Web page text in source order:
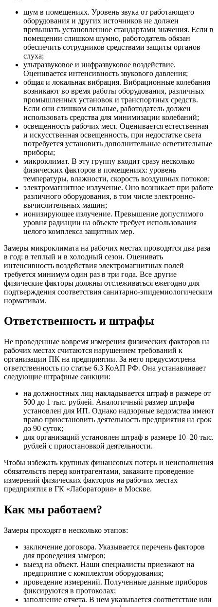
шум в помещениях. Уровень звука от работающего
оборудования и других источников не должен
превышать установленное стандартами значения. Если в
помещении слишком шумно, работодатель обязан
обеспечить сотрудников средствами защиты органов
слуха;
ультразвуковое и инфразвуковое воздействие.
Оценивается интенсивность звукового давления;
общая и локальная вибрация. Вибрационные колебания
возникают во время работы оборудования, различных
промышленных установок и транспортных средств.
Если они слишком сильные, работодатель должен
использовать средства для минимизации колебаний;
освещенность рабочих мест. Оценивается естественная
и искусственная освещенность, при недостатке света
потребуется установить дополнительные осветительные
приборы;
микроклимат. В эту группу входит сразу несколько
физических факторов в помещениях: уровень
температуры, влажности, скорость воздушных потоков;
электромагнитное излучение. Оно возникает при работе
различного оборудования, в том числе электронно-
вычислительных машин;
ионизирующее излучение. Превышение допустимого
уровня радиации на объекте требует использования
целого комплекса защитных мер.
Замеры микроклимата на рабочих местах проводятся два раза
в год: в теплый и в холодный сезон. Оценивать
интенсивность воздействия электромагнитных полей
требуется минимум один раз в три года. Все другие
физические факторы должны отслеживаться ежегодно для
подтверждения соответствия санитарно-эпидемиологическим
нормативам.
Ответственность и штрафы
Не проведенные вовремя измерения физических факторов на
рабочих местах считаются нарушением требований к
организации ПК на предприятии. За него предусмотрена
ответственность по статье 6.3 КоАП РФ. Она устанавливает
следующие штрафные санкции:
на должностных лиц накладывается штраф в размере от
500 до 1 тыс. рублей. Аналогичный размер штрафа
установлен для ИП. Однако надзорные ведомства имеют
право приостановить деятельность предприятия на срок
до 90 суток;
для организаций установлен штраф в размере 10–20 тыс.
рублей с приостановкой деятельности.
Чтобы избежать крупных финансовых потерь и неисполнения
обязательств перед контрагентами, закажите проведение
измерений физических факторов на рабочих местах
предприятия в ГК «Лаборатория» в Москве.
Как мы работаем?
Замеры проходят в несколько этапов:
заключение договора. Указывается перечень факторов
для проведения замеров;
выезд на объект. Наши специалисты приезжают на
предприятие с комплектом оборудования;
проведение измерений. Полученные данные приборов
фиксируются в протоколах;
заполнение отчета. В нем указывается соответствие или